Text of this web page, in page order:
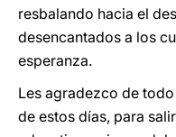
resbalando hacia el
desencantados a los
esperanza.
Les agradezco de
de estos días, para